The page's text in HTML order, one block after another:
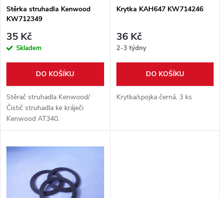
p
r
o
d
u
k
t
p
r
d
u
k
Stěrka struhadla Kenwood
KW712349
35 Kč
Skladem
DO KOŠÍKU
Stěrač struhadla Kenwood/
Čistič struhadla ke kráječi
Kenwood AT340.
Krytka KAH647 KW714246
36 Kč
2-3 týdny
DO KOŠÍKU
Krytka/spojka černá, 3 ks